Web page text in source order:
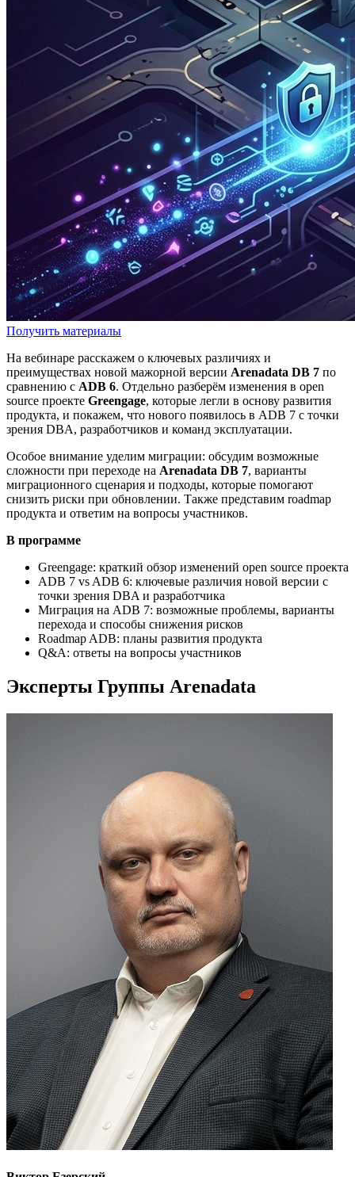
Получить материалы
На вебинаре расскажем о ключевых различиях и
преимуществах новой мажорной версии Arenadata DB 7 по
сравнению с ADB 6. Отдельно разберём изменения в open
source проекте Greengage, которые легли в основу развития
продукта, и покажем, что нового появилось в ADB 7 с точки
зрения DBA, разработчиков и команд эксплуатации.
Особое внимание уделим миграции: обсудим возможные
сложности при переходе на Arenadata DB 7, варианты
миграционного сценария и подходы, которые помогают
снизить риски при обновлении. Также представим roadmap
продукта и ответим на вопросы участников.
В программе
Greengage: краткий обзор изменений open source проекта
ADB 7 vs ADB 6: ключевые различия новой версии с
точки зрения DBA и разработчика
Миграция на ADB 7: возможные проблемы, варианты
перехода и способы снижения рисков
Roadmap ADB: планы развития продукта
Q&A: ответы на вопросы участников
Эксперты Группы Arenadata